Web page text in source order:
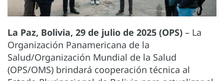
La Paz, Bolivia, 29 de julio de 2025 (OPS) – La
Organización Panamericana de la
Salud/Organización Mundial de la Salud
(OPS/OMS) brindará cooperación técnica al